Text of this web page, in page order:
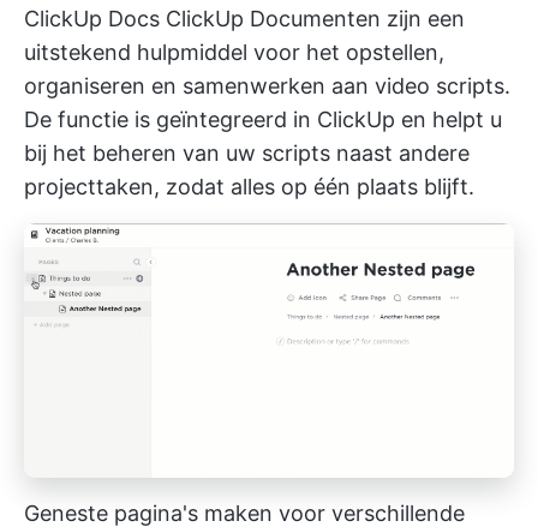
ClickUp Docs ClickUp Documenten zijn een
uitstekend hulpmiddel voor het opstellen,
organiseren en samenwerken aan video scripts.
De functie is geïntegreerd in ClickUp en helpt u
bij het beheren van uw scripts naast andere
projecttaken, zodat alles op één plaats blijft.
Geneste pagina's maken voor verschillende